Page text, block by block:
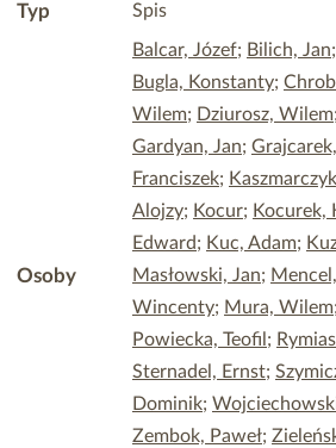
Typ Spis
Osoby
Balcar, Józef; Bilich, Jan;
Bugla, Konstanty;
Wilem; Dziurosz, Wilem;
Gardyan, Jan;
Franciszek;
Alojzy; Kocur; Kocurek,
Edward; Kuc, Adam;
Masłowski, Jan;
Wincenty; Mura, Wilem;
Powiecka, Teofil ;
Sternadel, Ernst;
Dominik;
Zembok, Paweł;